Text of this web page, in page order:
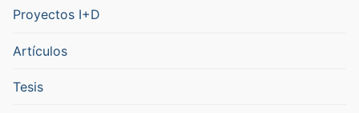
Proyectos I+D
Artículos
Tesis